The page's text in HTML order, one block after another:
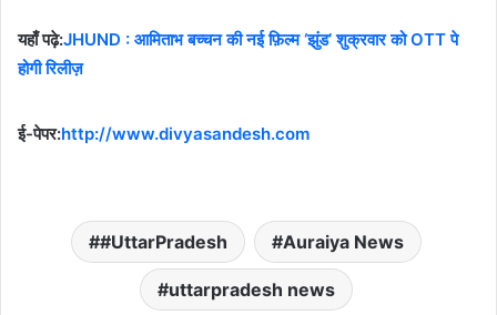
यहाँ पढ़े:JHUND : आमिताभ बच्चन की नई फ़िल्म ‘झुंड’ शुक्रवार को OTT पे
होगी रिलीज़
ई-पेपर:http://www.divyasandesh.com
#UttarPradesh Auraiya News
uttarpradesh news